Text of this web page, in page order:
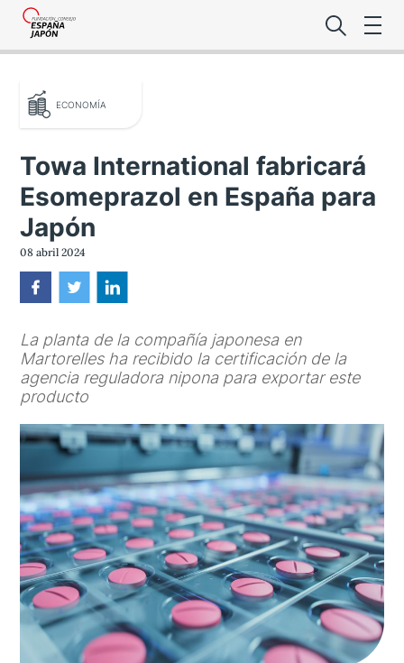
Lo último de la
Noticias
Aviso legal
de privacidad
Contacta
ECONOMÍA
Towa International fabricará
Esomeprazol en España para
Japón
08 abril 2024
La planta de la compañía japonesa en
Martorelles ha recibido la certificación de la
agencia reguladora nipona para exportar este
producto